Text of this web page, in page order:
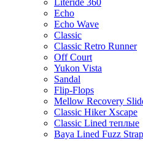
Echo
Echo Wave
Classic
Classic Retro Runner
Off Court
Yukon Vista
Sandal
Flip-Flops
Mellow Recovery
Classic Hiker Xscape
Classic Lined теплые
Baya Lined Fuzz